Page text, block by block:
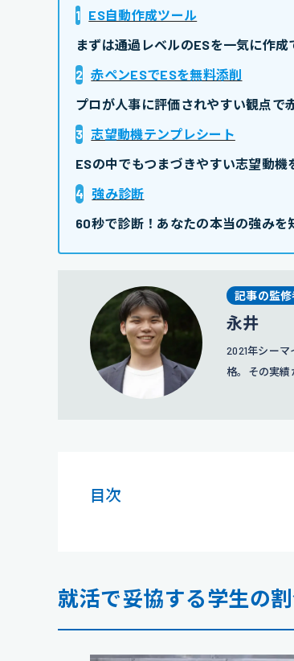
1 ES自動作成ツール
まずは通過レベルのESを一気に作成
2 赤ペンESでESを無料添削
プロが人事に評価されやすい観点で
3 志望動機テンプレシート
ESの中でもつまづきやすい志望動
4 強み診断
60秒で診断！あなたの本当の強みを
記事の監修
永井
2021年シー
格。その実績
目次
就活で妥協する学生の